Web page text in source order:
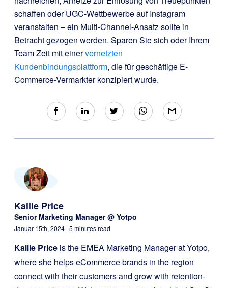
schaffen oder UGC-Wettbewerbe auf Instagram
veranstalten – ein Multi-Channel-Ansatz sollte in
Betracht gezogen werden. Sparen Sie sich oder Ihrem
Team Zeit mit einervernetzten
Kundenbindungsplattform, die für geschäftige E-
Commerce-Vermarkter konzipiert wurde.
Kallie Price
Senior Marketing Manager @ Yotpo
Januar 15th, 2024 | 5 minutes read
Kallie Price is the EMEA Marketing Manager at Yotpo,
where she helps eCommerce brands in the region
connect with their customers and grow with retention-